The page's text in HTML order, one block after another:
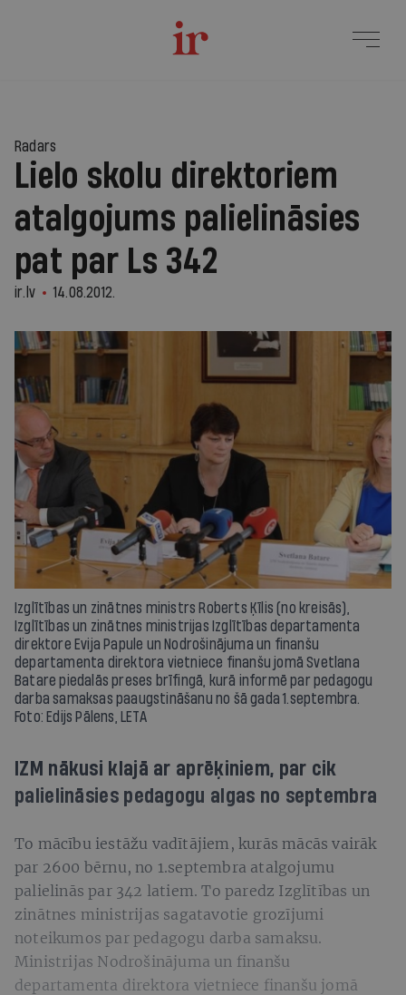
Radars
Lielo skolu direktoriem
atalgojums palielināsies
pat par Ls 342
ir.lv 14.08.2012.
Izglītības un zinātnes ministrs Roberts Ķīlis (no kreisās),
Izglītības un zinātnes ministrijas Izglītības departamenta
direktore Evija Papule un Nodrošinājuma un finanšu
departamenta direktora vietniece finanšu jomā Svetlana
Batare piedalās preses brīfingā, kurā informē par pedagogu
darba samaksas paaugstināšanu no šā gada 1.septembra.
Foto: Edijs Pālens, LETA
IZM nākusi klajā ar aprēķiniem, par cik
palielināsies pedagogu algas no septembra
To mācību iestāžu vadītājiem, kurās mācās vairāk
par 2600 bērnu, no 1.septembra atalgojumu
palielinās par 342 latiem. To paredz Izglītības un
zinātnes ministrijas sagatavotie grozījumi
noteikumos par pedagogu darba samaksu.
Ministrijas Nodrošinājuma un finanšu
departamenta direktora vietniece finanšu jomā